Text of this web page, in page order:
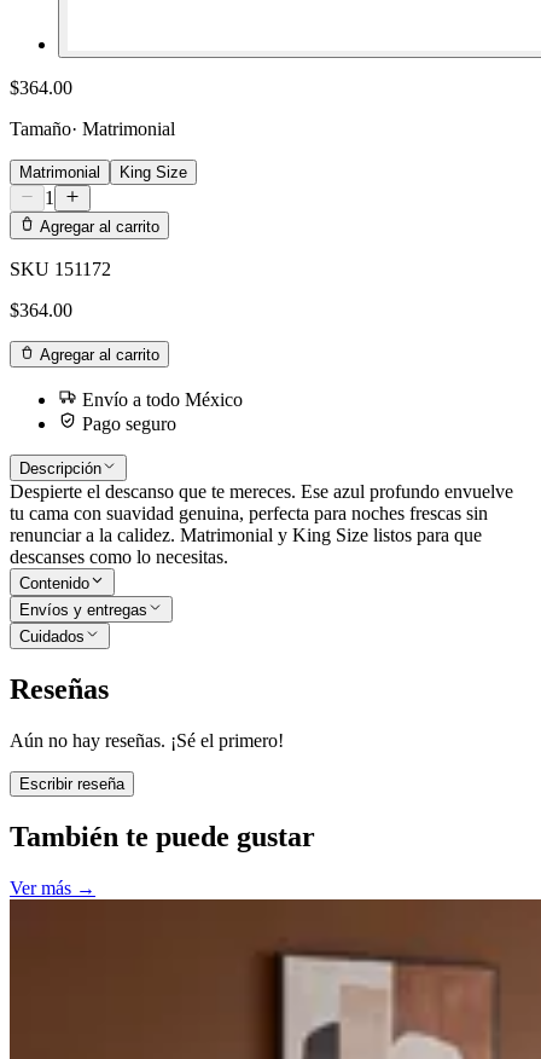
$364.00
Tamaño· Matrimonial
Matrimonial King Size
1
Agregar al carrito
SKU 151172
$364.00
Agregar al carrito
Envío a todo México
Pago seguro
Descripción
Despierte el descanso que te mereces. Ese azul profundo envuelve
tu cama con suavidad genuina, perfecta para noches frescas sin
renunciar a la calidez. Matrimonial y King Size listos para que
descanses como lo necesitas.
Contenido
Envíos y entregas
Cuidados
Reseñas
Aún no hay reseñas. ¡Sé el primero!
Escribir reseña
También te puede gustar
Ver más →